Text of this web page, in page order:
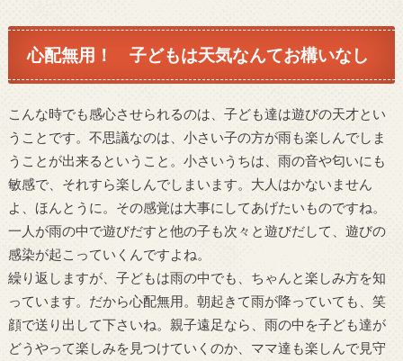
心配無用！ 子どもは天気なんてお構いなし
こんな時でも感心させられるのは、子ども達は遊びの天才とい
うことです。不思議なのは、小さい子の方が雨も楽しんでしま
うことが出来るということ。小さいうちは、雨の音や匂いにも
敏感で、それすら楽しんでしまいます。大人はかないません
よ、ほんとうに。その感覚は大事にしてあげたいものですね。
一人が雨の中で遊びだすと他の子も次々と遊びだして、遊びの
感染が起こっていくんですよね。
繰り返しますが、子どもは雨の中でも、ちゃんと楽しみ方を知
っています。だから心配無用。朝起きて雨が降っていても、笑
顔で送り出して下さいね。親子遠足なら、雨の中を子ども達が
どうやって楽しみを見つけていくのか、ママ達も楽しんで見守